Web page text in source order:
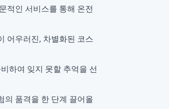
적인 서비스를 통해 온전
어우러진, 차별화된 코스
하여 잊지 못할 추억을 선
의 품격을 한 단계 끌어올